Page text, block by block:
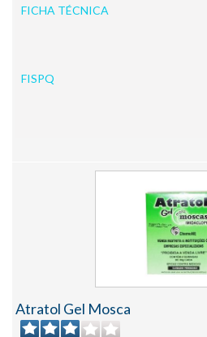
FICHA TÉCNICA
FISPQ
Atratol Gel Mosca